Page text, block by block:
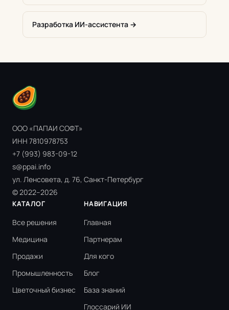
Разработка ИИ-ассистента →
ООО «ПАПАИ СОФТ»
ИНН 7810978753
+7 (993) 983-09-12
s@ppai.info
ул. Ленсовета, д. 76, Санкт-Петербург
© 2022–2026
КАТАЛОГ
Все решения
Медицина
Продажи
Промышленность
Цветочный бизнес
НАВИГАЦИЯ
Главная
Партнерам
Для кого
Блог
База знаний
Глоссарий ИИ